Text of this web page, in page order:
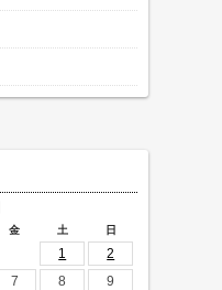
金 土 日
1
2
7 8
9